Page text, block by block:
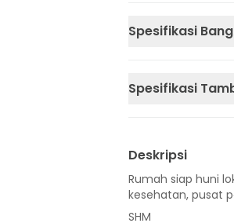
Spesifikasi
Spesifikasi
Deskripsi
Rumah siap huni
kesehatan, pusat
SHM